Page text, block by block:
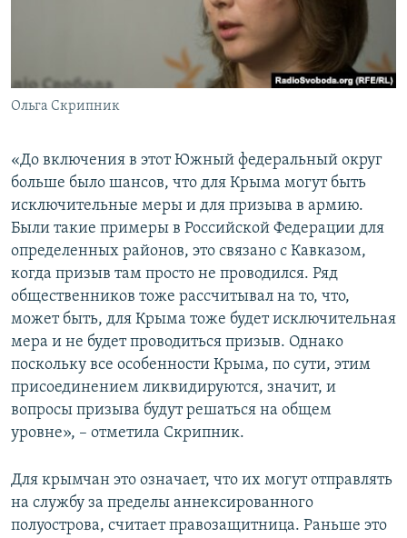
Ольга Скрипник
«До включения в этот Южный федеральный округ
больше было шансов, что для Крыма могут быть
исключительные меры и для призыва в армию.
Были такие примеры в Российской Федерации для
определенных районов, это связано с Кавказом,
когда призыв там просто не проводился. Ряд
общественников тоже рассчитывал на то, что,
может быть, для Крыма тоже будет исключительная
мера и не будет проводиться призыв. Однако
поскольку все особенности Крыма, по сути, этим
присоединением ликвидируются, значит, и
вопросы призыва будут решаться на общем
уровне», – отметила Скрипник.
Для крымчан это означает, что их могут отправлять
на службу за пределы аннексированного
полуострова, считает правозащитница. Раньше это